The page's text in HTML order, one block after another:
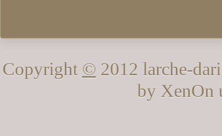
Copyright © 2012 larche-
by XenOn